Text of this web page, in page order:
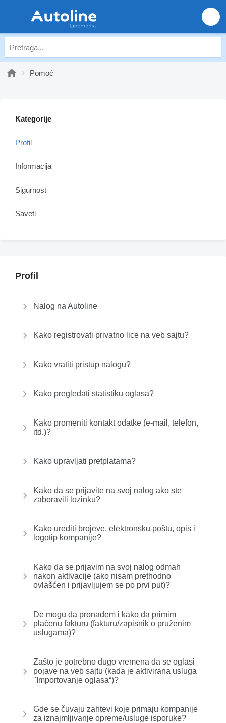
Pomoć
Profil
Nalog na Autoline
Kako registrovati privatno lice na veb sajtu?
Kako vratiti pristup nalogu?
Kako pregledati statistiku oglasa?
Kako promeniti kontakt odatke (e-mail, telefon,
itd.)?
Kako upravljati pretplatama?
Kako da se prijavite na svoj nalog ako ste
zaboravili lozinku?
Kako urediti brojeve, elektronsku poštu, opis i
logotip kompanije?
Kako da se prijavim na svoj nalog odmah
nakon aktivacije (ako nisam prethodno
ovlašćen i prijavljujem se po prvi put)?
De mogu da pronađem i kako da primim
plaćenu fakturu (fakturu/zapisnik o pruženim
uslugama)?
Zašto je potrebno dugo vremena da se oglasi
pojave na veb sajtu (kada je aktivirana usluga
"Importovanje oglasa“)?
Gde se čuvaju zahtevi koje primaju kompanije
za iznajmljivanje opreme/usluge isporuke?
Kategorije
Profil
Informacija
Sigurnost
Saveti